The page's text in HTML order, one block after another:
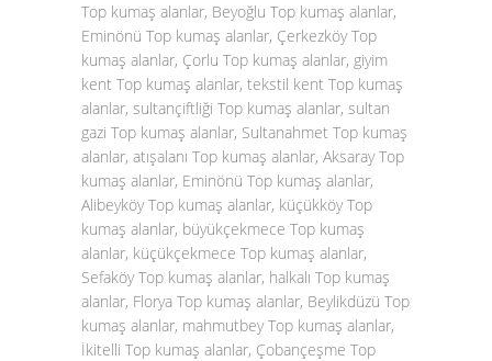
Top kumaş alanlar, Beyoğlu Top kumaş alanlar,
Eminönü Top kumaş alanlar, Çerkezköy Top
kumaş alanlar, Çorlu Top kumaş alanlar, giyim
kent Top kumaş alanlar, tekstil kent Top kumaş
alanlar, sultançiftliği Top kumaş alanlar, sultan
gazi Top kumaş alanlar, Sultanahmet Top kumaş
alanlar, atışalanı Top kumaş alanlar, Aksaray Top
kumaş alanlar, Eminönü Top kumaş alanlar,
Alibeyköy Top kumaş alanlar, küçükköy Top
kumaş alanlar, büyükçekmece Top kumaş
alanlar, küçükçekmece Top kumaş alanlar,
Sefaköy Top kumaş alanlar, halkalı Top kumaş
alanlar, Florya Top kumaş alanlar, Beylikdüzü Top
kumaş alanlar, mahmutbey Top kumaş alanlar,
İkitelli Top kumaş alanlar, Çobançeşme Top